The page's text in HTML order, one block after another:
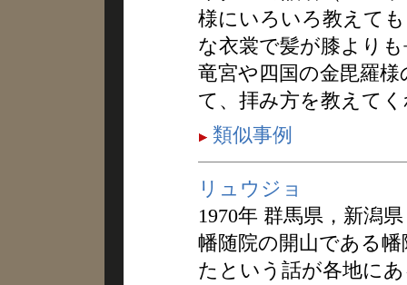
様にいろいろ教えて
な衣裳で髪が膝より
竜宮や四国の金毘羅
て、拝み方を教えて
類似事例
リュウジョ
1970年 群馬県，新潟県
幡随院の開山である
たという話が各地に